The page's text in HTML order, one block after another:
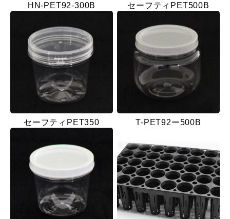
HN-PET92-300B セーフティPET500B
セーフティPET350 T-PET92ー500B